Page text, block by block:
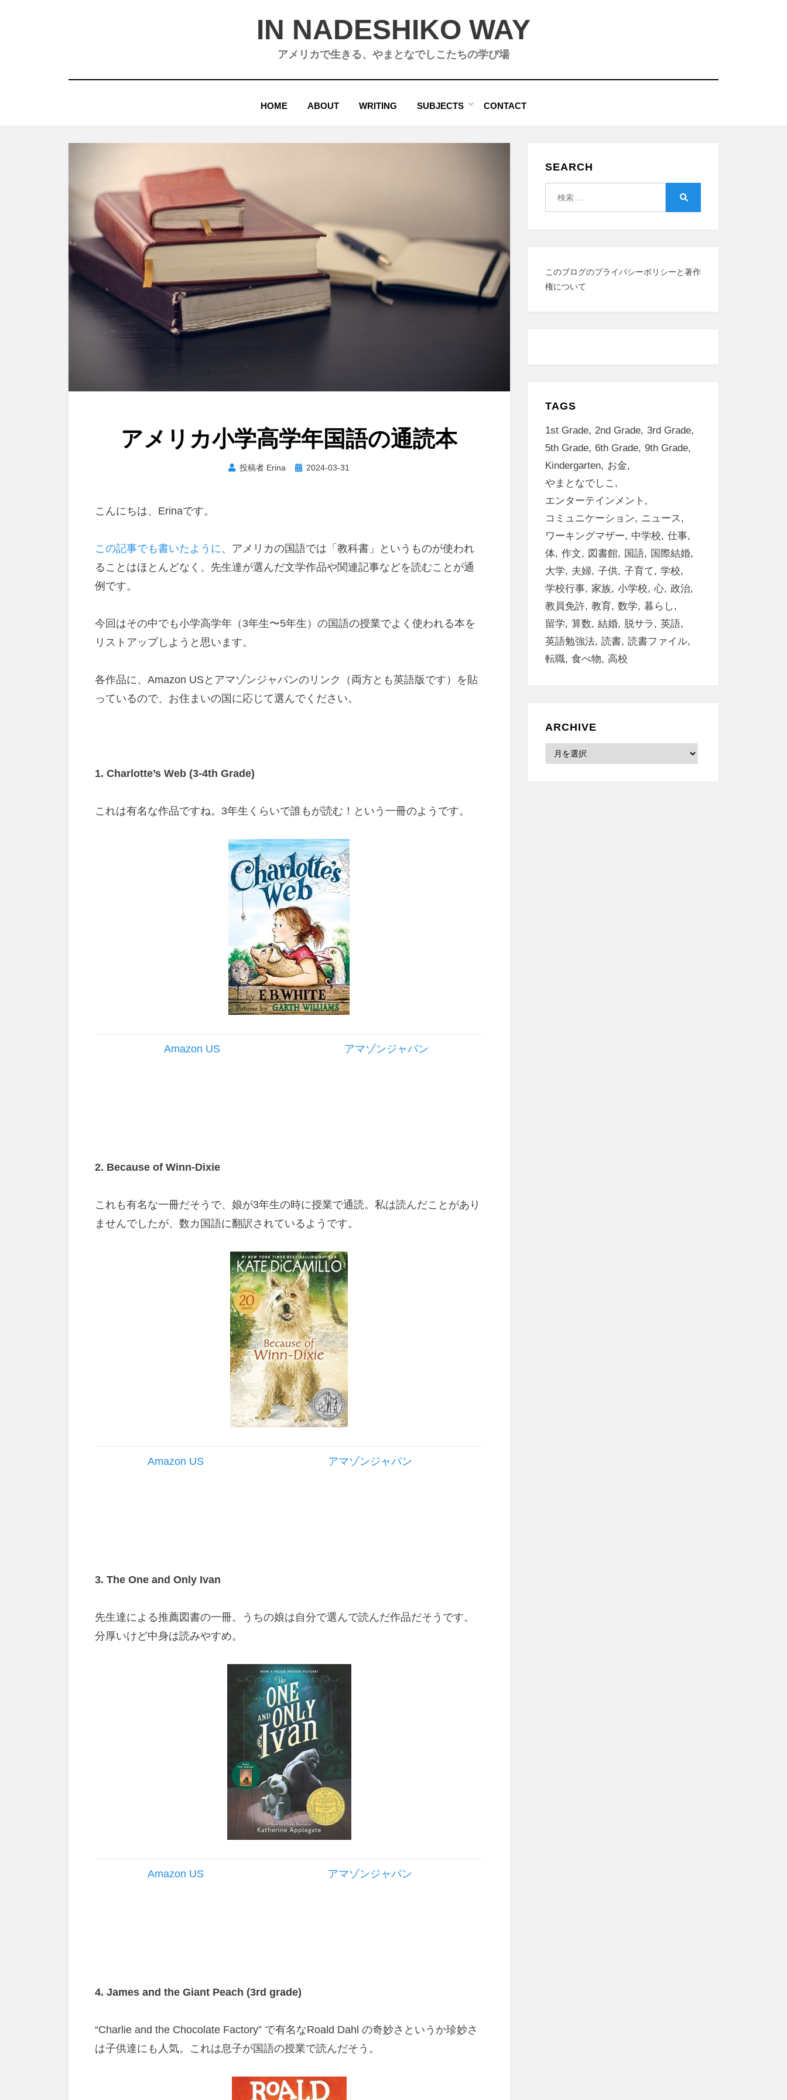
IN NADESHIKO WAY
アメリカで生きる、やまとなでしこたちの学び場
HOME ABOUT WRITING SUBJECTS CONTACT
アメリカ小学高学年国語の通読本
投稿者 Erina
投 2024-03-31
こんにちは、Erinaです。
この記事でも書いたように 、アメリカの国語では「教科書」というものが使われ
ることはほとんどなく、先生達が選んだ文学作品や関連記事などを読むことが通
例です。
今回はその中でも小学高学年（3年生〜5年生）の国語の授業でよく使われる本を
リストアップしようと思います。
各作品に、Amazon USとアマゾンジャパンのリンク（両方とも英語版です）を貼
っているので、お住まいの国に応じて選んでください。
1. Charlotte’s Web (3-4th Grade)
これは有名な作品ですね。3年生くらいで誰もが読む！ という一冊のようです。
Amazon US アマゾンジャパン
2. Because of Winn-Dixie
これも有名な一冊だそうで、娘が3年生の時に授業で通読。 私は読んだことがあり
ませんでしたが、 数カ国語に翻訳されているようです。
Amazon US アマゾンジャパン
3. The One and Only Ivan
先生達による推薦図書の一冊。
うちの娘は自分で選んで読んだ作品だそうです。
分厚いけど中身は読みやすめ。
Amazon US アマゾンジャパン
4. James and the Giant Peach (3rd grade)
“Charlie and the Chocolate Factory” で有名なRoald Dahl の奇妙さというか珍妙さ
は子供達にも人気。 これは息子が国語の授業で読んだそう。
SEARCH
このブログのプライバシーポリシーと著作
権について
TAGS
1st Grade 2nd Grade 3rd Grade
5th Grade 6th Grade 9th Grade
Kindergarten
お金
やまとなでしこ
エンターテインメント
コミュニケーション
ニュース
ワーキングマザー
中学校
仕事
体 作文 図書館 国語
国際結婚
大学
夫婦 子供 子育て
学校
学校行事
家族 小学校 心 政治
教員免許 教育 数学
暮らし
留学
算数 結婚 脱サラ
英語
英語勉強法 読書 読書ファイル
転職 食べ物 高校
ARCHIVE
Archive